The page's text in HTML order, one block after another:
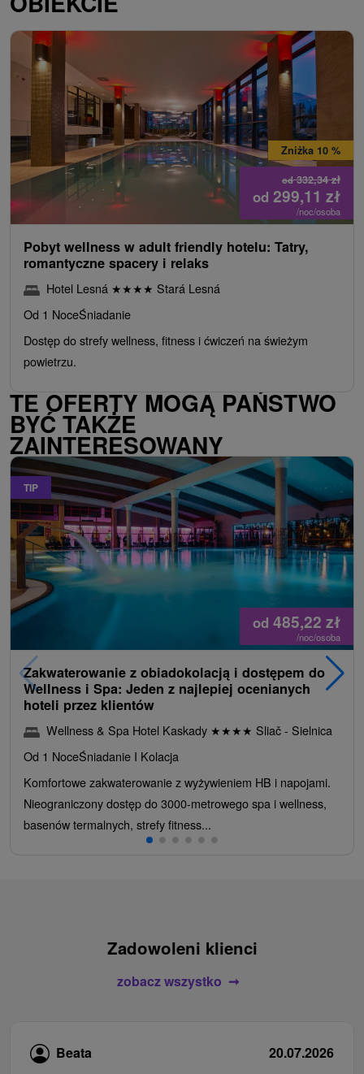
od332,34zł
Zniżka 10 %
od 299,11 zł
/noc/osoba
Pobyt wellness w adult friendly hotelu: Tatry,
romantyczne spacery i relaks
Hotel Lesná ★★★★ Stará Lesná
Od 1 NoceŚniadanie
Dostęp do strefy wellness, fitness i ćwiczeń na świeżym
powietrzu.
TE OFERTY MOGĄ PAŃSTWO
BYĆ TAKŻE
ZAINTERESOWANY
TIP
od 485,22 zł
/noc/osoba
Zakwaterowanie z obiadokolacją i dostępem do
Wellness i Spa: Jeden z najlepiej ocenianych
hoteli przez klientów
Wellness & Spa Hotel Kaskady ★★★★ Sliač - Sielnica
Od 1 NoceŚniadanie I Kolacja
Komfortowe zakwaterowanie z wyżywieniem HB i napojami.
Nieograniczony dostęp do 3000-metrowego spa i wellness,
basenów termalnych, strefy fitness...
Zadowoleni klienci
zobacz wszystko
Beata 20.07.2026